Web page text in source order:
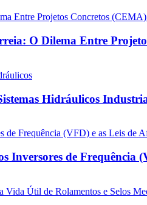
O Dilema Entre
Hidráulicos
Inversores de Frequência